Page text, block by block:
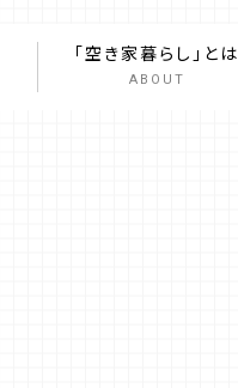
「空き家暮らし」とは
ABOUT